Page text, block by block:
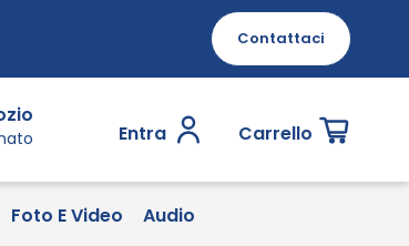
Contattaci
Entra Carrello
Foto E Video Audio